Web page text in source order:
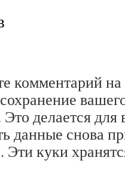
комментарий
делается для
данные снова
куки